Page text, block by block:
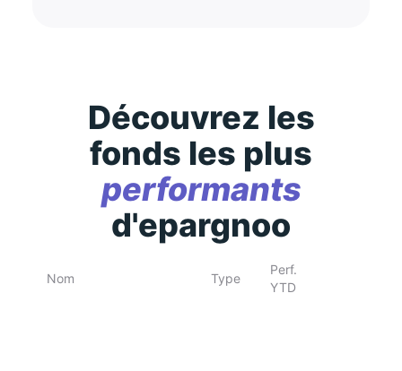
Découvrez les
fonds les plus
performants
d'epargnoo
Nom Type
Perf.
YTD